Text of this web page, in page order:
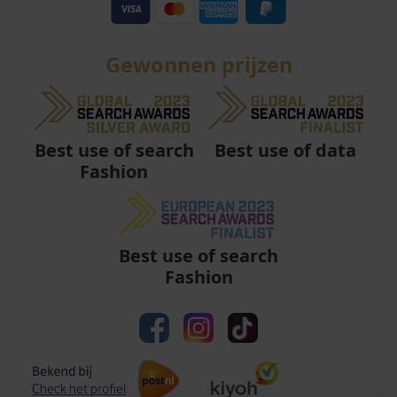
Gewonnen prijzen
Best use of search
Fashion
Best use of data
Best use of search
Fashion